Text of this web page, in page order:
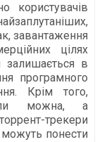
користувачів
завантаження
цілях
залишається в
програмного
Крім того,
можна, а
трекери
можуть понести